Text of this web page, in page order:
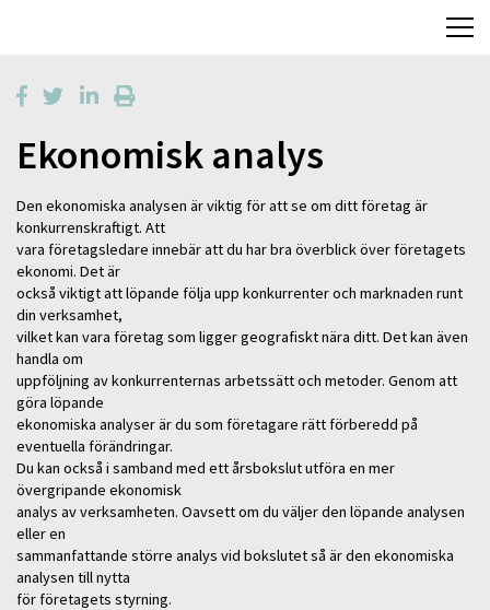
Ekonomisk analys
Den ekonomiska analysen är viktig för att se om ditt företag är
konkurrenskraftigt. Att
vara företagsledare innebär att du har bra överblick över företagets
ekonomi. Det är
också viktigt att löpande följa upp konkurrenter och marknaden runt
din verksamhet,
vilket kan vara företag som ligger geografiskt nära ditt. Det kan även
handla om
uppföljning av konkurrenternas arbetssätt och metoder. Genom att
göra löpande
ekonomiska analyser är du som företagare rätt förberedd på
eventuella förändringar.
Du kan också i samband med ett årsbokslut utföra en mer
övergripande ekonomisk
analys av verksamheten. Oavsett om du väljer den löpande analysen
eller en
sammanfattande större analys vid bokslutet så är den ekonomiska
analysen till nytta
för företagets styrning.